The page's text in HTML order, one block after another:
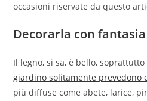
occasioni riservate da questo
Decorarla con fantasia
Il legno, si sa, è bello,
giardino solitamente prevedono
più diffuse come abete, larice,